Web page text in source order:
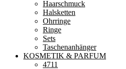
Haarschmuck
Halsketten
Ohrringe
Ringe
Sets
Taschenanhänger
KOSMETIK & PARFUM
4711